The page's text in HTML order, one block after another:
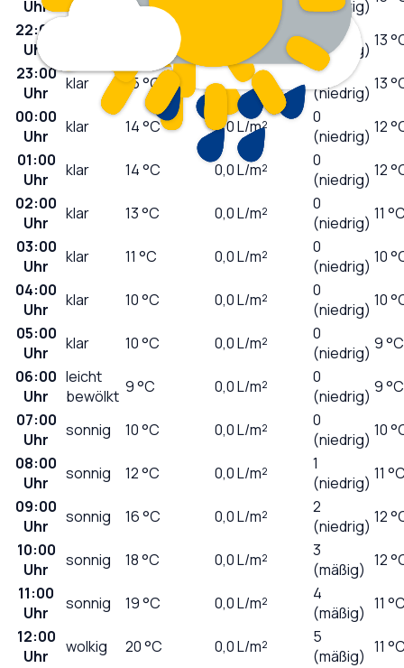
Uhr (niedrig)
22:00
Uhr
L/m²
(niedrig) 13
23:00
Uhr
klar 15°C 0,0L/m²
0
(niedrig) 13
00:00
Uhr
klar 14°C 0,0L/m²
0
(niedrig) 12
01:00
Uhr
klar 14°C 0,0L/m²
0
(niedrig) 12
02:00
Uhr
klar 13°C 0,0L/m²
0
(niedrig) 11
03:00
Uhr
klar 11 °C 0,0L/m²
0
(niedrig) 10
04:00
Uhr
klar 10°C 0,0L/m²
0
(niedrig) 10
05:00
Uhr
klar 10°C 0,0L/m²
0
(niedrig) 9 °C
06:00
Uhr
leicht
bewölkt 9°C 0,0L/m²
0
(niedrig) 9 °C
07:00
Uhr
sonnig 10°C 0,0L/m²
0
(niedrig) 10
08:00
Uhr
sonnig 12°C 0,0L/m²
1
(niedrig) 11
09:00
Uhr
sonnig 16°C 0,0L/m²
2
(niedrig) 12
10:00
Uhr
sonnig 18°C 0,0L/m²
3
(mäßig) 12
11:00
Uhr
sonnig 19°C 0,0L/m²
4
(mäßig) 11
12:00
Uhr
wolkig 20°C 0,0L/m²
5
(mäßig) 11